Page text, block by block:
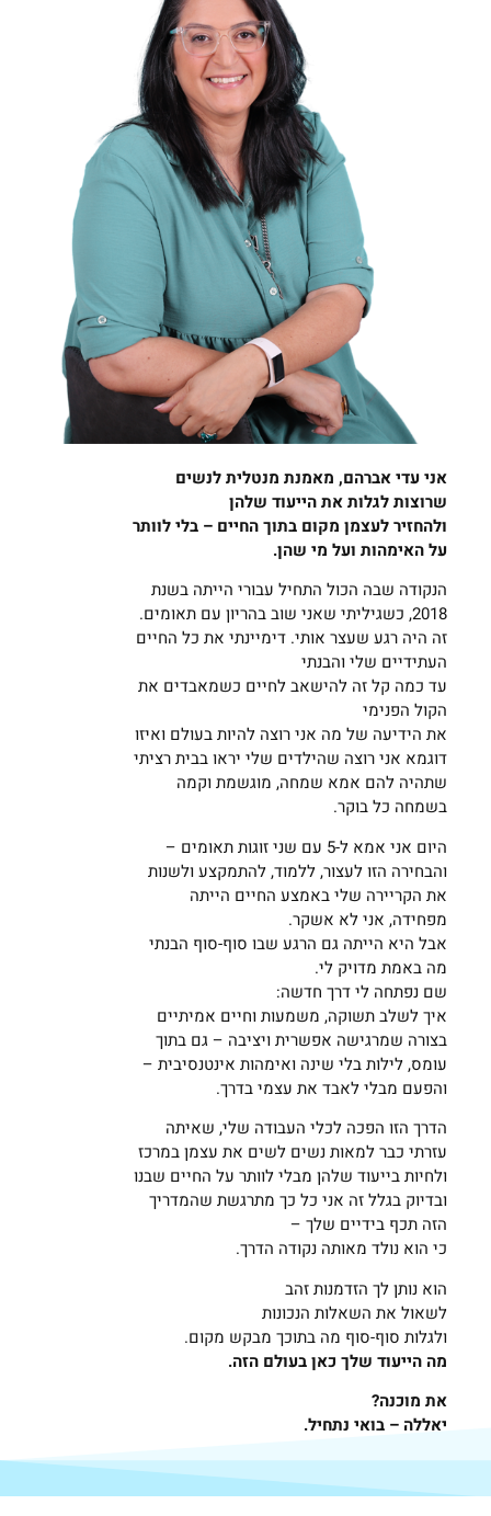
אני עדי אברהם, מאמנת מנטלית לנשים
שרוצות לגלות את הייעוד שלהן
ולהחזיר לעצמן מקום בתוך החיים – בלי לוותר
על האימהות ועל מי שהן.
הנקודה שבה הכול התחיל עבורי הייתה בשנת
2018, כשגיליתי שאני שוב בהריון עם תאומים.
זה היה רגע שעצר אותי. דימיינתי את כל החיים
העתידיים שלי והבנתי
עד כמה קל זה להישאב לחיים כשמאבדים את
הקול הפנימי
את הידיעה של מה אני רוצה להיות בעולם ואיזו
דוגמא אני רוצה שהילדים שלי יראו בבית רציתי
שתהיה להם אמא שמחה, מוגשמת וקמה
בשמחה כל בוקר.
היום אני אמא ל-5 עם שני זוגות תאומים –
והבחירה הזו לעצור, ללמוד, להתמקצע ולשנות
את הקריירה שלי באמצע החיים הייתה
מפחידה, אני לא אשקר.
אבל היא הייתה גם הרגע שבו סוף-סוף הבנתי
מה באמת מדויק לי.
שם נפתחה לי דרך חדשה:
איך לשלב תשוקה, משמעות וחיים אמיתיים
בצורה שמרגישה אפשרית ויציבה – גם בתוך
עומס, לילות בלי שינה ואימהות אינטנסיבית –
והפעם מבלי לאבד את עצמי בדרך.
הדרך הזו הפכה לכלי העבודה שלי, שאיתה
עזרתי כבר למאות נשים לשים את עצמן במרכז
ולחיות בייעוד שלהן מבלי לוותר על החיים שבנו
ובדיוק בגלל זה אני כל כך מתרגשת שהמדריך
הזה תכף בידיים שלך –
כי הוא נולד מאותה נקודה הדרך.
הוא נותן לך הזדמנות זהב
לשאול את השאלות הנכונות
ולגלות סוף-סוף מה בתוכך מבקש מקום.
מה הייעוד שלך כאן בעולם הזה.
את מוכנה?
יאללה – בואי נתחיל.